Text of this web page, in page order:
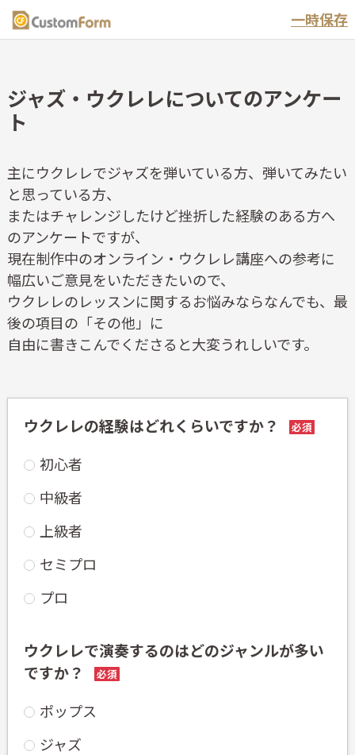
一時保存
ジャズ・ウクレレについてのアンケー
ト
主にウクレレでジャズを弾いている方、弾いてみたい
と思っている方、
またはチャレンジしたけど挫折した経験のある方へ
のアンケートですが、
現在制作中のオンライン・ウクレレ講座への参考に
幅広いご意見をいただきたいので、
ウクレレのレッスンに関するお悩みならなんでも、最
後の項目の「その他」に
自由に書きこんでくださると大変うれしいです。
ウクレレの経験はどれくらいですか？ 必須
初心者
中級者
上級者
セミプロ
プロ
ウクレレで演奏するのはどのジャンルが多い
ですか？
必須
ポップス
ジャズ